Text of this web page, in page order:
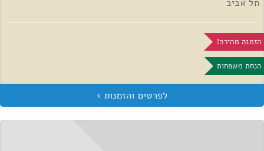
תל אביב
הזמנה מהירה!
הנחת משפחות